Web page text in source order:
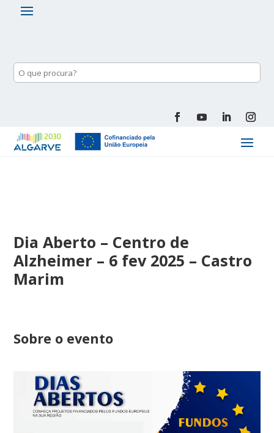
Dia Aberto – Centro de
Alzheimer – 6 fev 2025 – Castro
Marim
Sobre o evento